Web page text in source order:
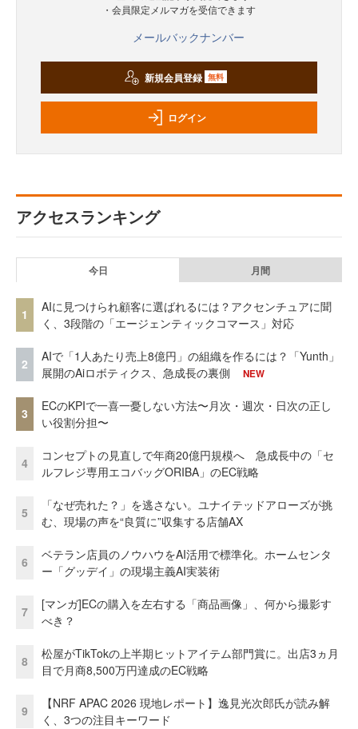
・会員限定メルマガを受信できます
メールバックナンバー
新規会員登録 無料
ログイン
アクセスランキング
今日 月間
1
AIに見つけられ顧客に選ばれるには？アクセンチュアに聞
く、3段階の「エージェンティックコマース」対応
2
AIで「1人あたり売上8億円」の組織を作るには？「Yunth」
展開のAiロボティクス、急成長の裏側
NEW
3
ECのKPIで一喜一憂しない方法〜月次・週次・日次の正し
い役割分担〜
4
コンセプトの見直しで年商20億円規模へ 急成長中の「セ
ルフレジ専用エコバッグORIBA」のEC戦略
5
「なぜ売れた？」を逃さない。ユナイテッドアローズが挑
む、現場の声を“良質に”収集する店舗AX
6
ベテラン店員のノウハウをAI活用で標準化。ホームセンタ
ー「グッデイ」の現場主義AI実装術
7
[マンガ]ECの購入を左右する「商品画像」、何から撮影す
べき？
8
松屋がTikTokの上半期ヒットアイテム部門賞に。出店3ヵ月
目で月商8,500万円達成のEC戦略
9
【NRF APAC 2026 現地レポート】逸見光次郎氏が読み解
く、3つの注目キーワード